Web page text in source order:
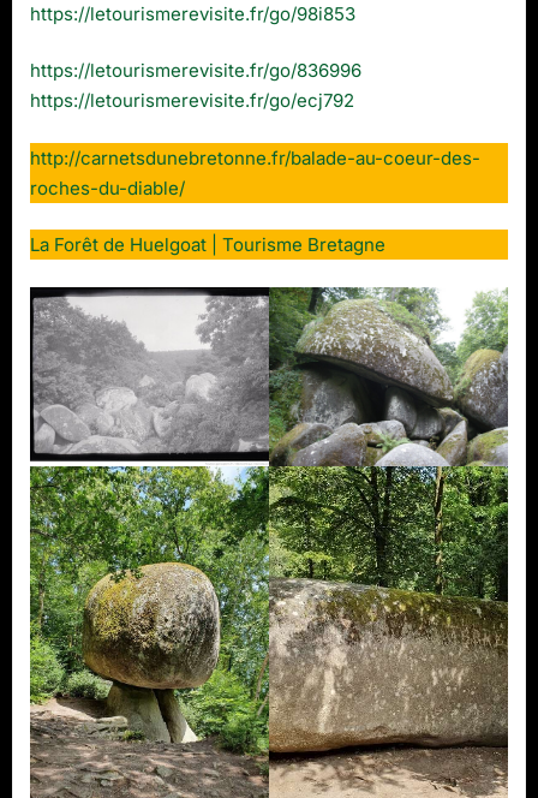
https://letourismerevisite.fr/go/98i853
https://letourismerevisite.fr/go/836996
https://letourismerevisite.fr/go/ecj792
http://carnetsdunebretonne.fr/balade-au-coeur-des-
roches-du-diable/
La Forêt de Huelgoat | Tourisme Bretagne